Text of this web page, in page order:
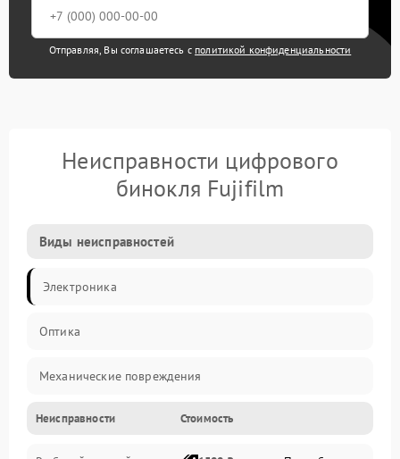
Отправляя, Вы соглашаетесь с политикой конфиденциальности
Неисправности цифрового
бинокля Fujifilm
Виды неисправностей
Электроника
Оптика
Механические повреждения
Видео
Неисправности Стоимость